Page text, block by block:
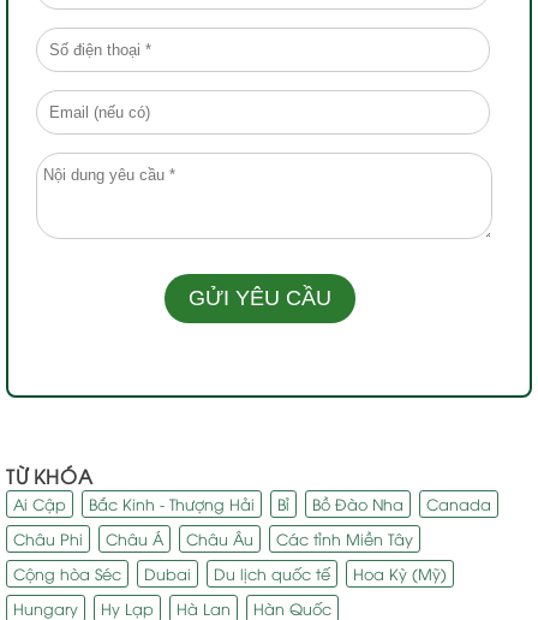
TỪ KHÓA
Ai Cập Bắc Kinh - Thượng Hải Bỉ Bồ Đào Nha
Canada
Châu Phi
Châu Á Châu Âu
Các tỉnh Miền Tây
Cộng hòa Séc
Dubai Du lịch quốc tế
Hoa Kỳ (Mỹ)
Hungary
Hy Lạp Hà Lan
Hàn Quốc